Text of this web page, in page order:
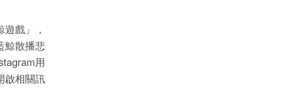
戲」，
鯨散播悲
用
啟相關訊